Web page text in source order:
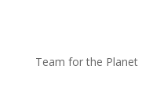
Team for the Planet